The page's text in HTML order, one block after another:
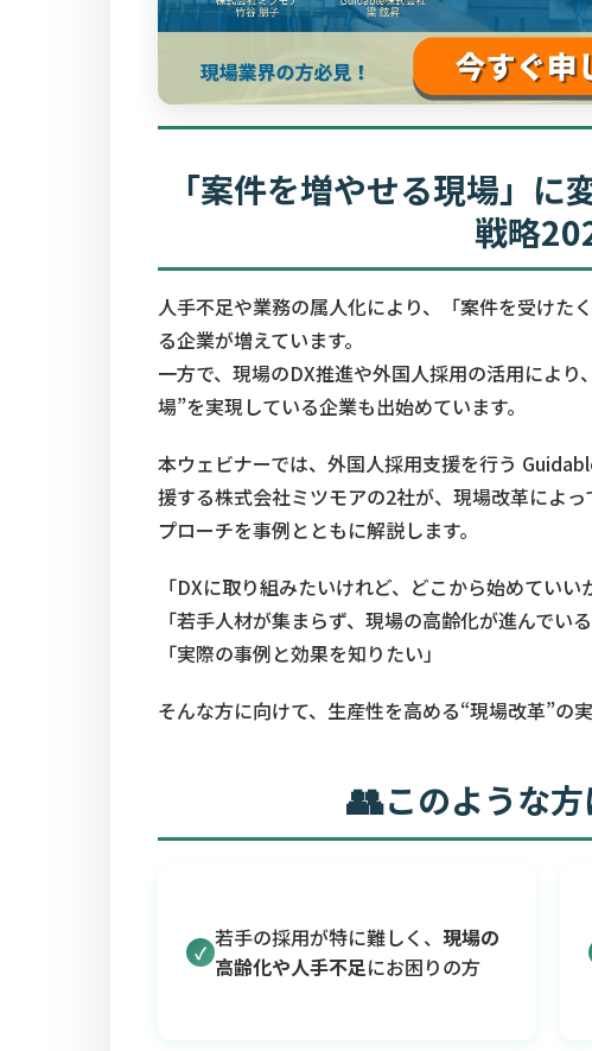
「案件を増やせる現場」に
戦略
人手不足や業務の属人化により、「案件を受けた
る企業が増えています。
一方で、現場のDX推進や外国人採用の活用によ
場”を実現している企業も出始めています。
本ウェビナーでは、外国人採用支援を行う
援する株式会社ミツモアの2社が、現場改革によ
プローチを事例とともに解説します。
「DXに取り組みたいけれど、どこから始めていい
「若手人材が集まらず、現場の高齢化が進んでいる
「実際の事例と効果を知りたい」
そんな方に向けて、生産性を高める“現場改革”の
このような
若手の採用が特に難しく、 現場の
高齢化や人手不足にお困りの方